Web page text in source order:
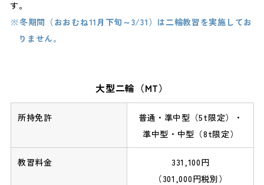
す。
冬期間（おおむね11月下旬～3/31）は二輪教習を実施してお
りません。
大型二輪（MT）
普通・準中型（5t限定）・
準中型・中型（8t限定）
331,100円
（301,000円税別）